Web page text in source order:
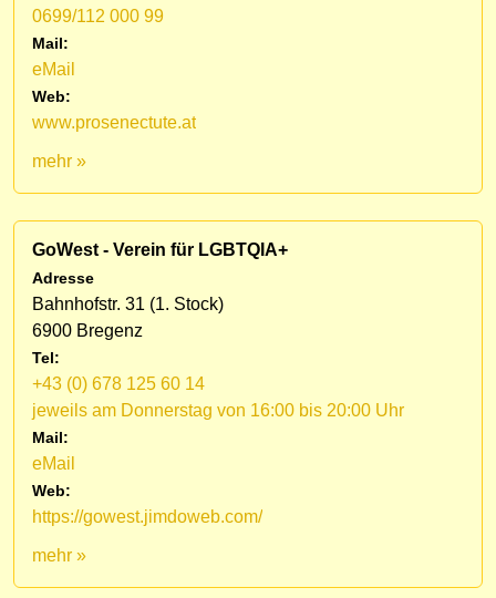
0699/112 000 99
Mail:
eMail
Web:
www.prosenectute.at
mehr »
GoWest - Verein für LGBTQIA+
Adresse
Bahnhofstr. 31 (1. Stock)
6900 Bregenz
Tel:
+43 (0) 678 125 60 14
jeweils am Donnerstag von 16:00 bis 20:00 Uhr
Mail:
eMail
Web:
https://gowest.jimdoweb.com/
mehr »